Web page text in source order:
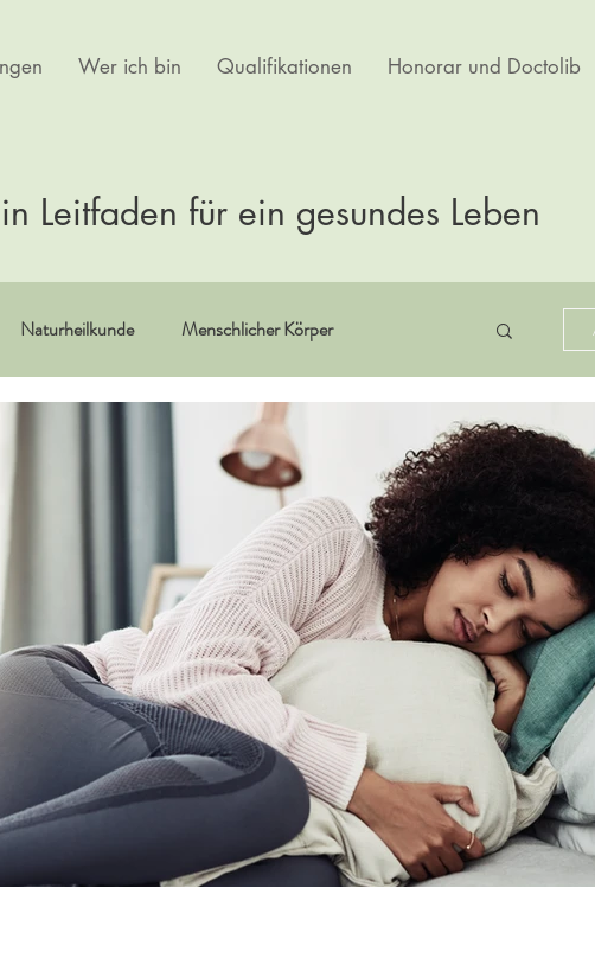
Wer ich bin Qualifikationen Honorar und Doctolib
Leitfaden für ein gesundes Leben
Naturheilkunde Menschlicher Körper
Buchempfehlungen